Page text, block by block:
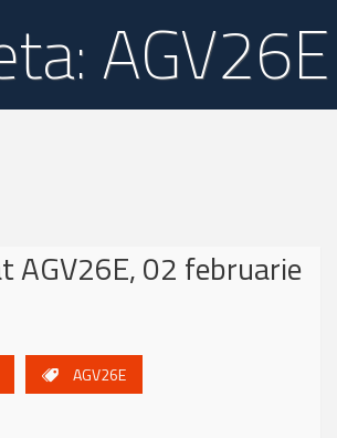
AGV26E
AGV26E, 02 februarie
AGV26E